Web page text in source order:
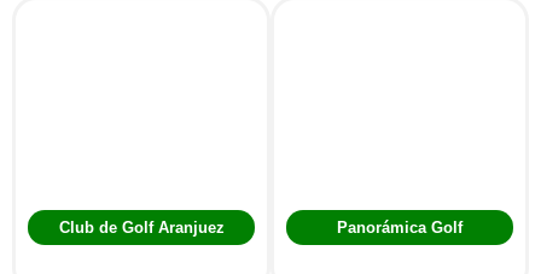
Club de Golf Aranjuez Panorámica Golf